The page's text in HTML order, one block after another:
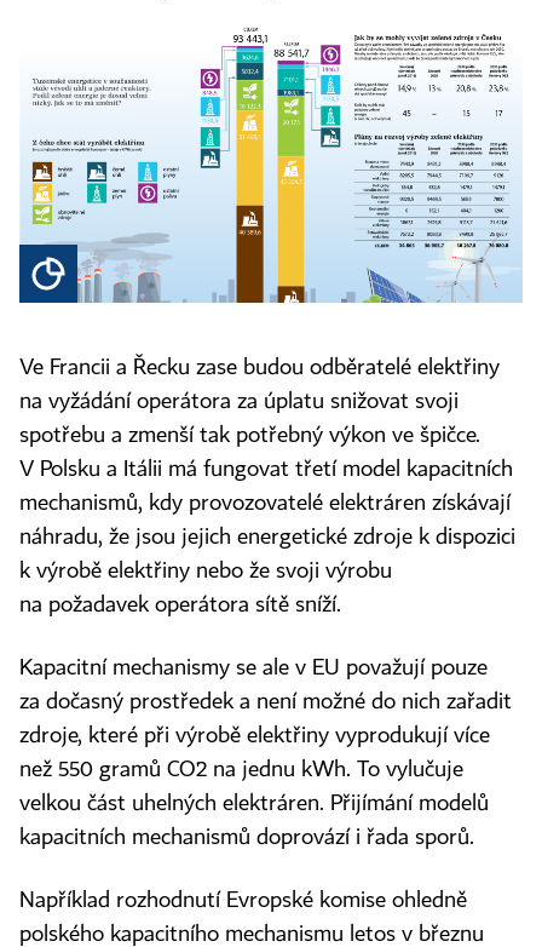
Ve Francii a Řecku zase budou odběratelé elektřiny
na vyžádání operátora za úplatu snižovat svoji
spotřebu a zmenší tak potřebný výkon ve špičce.
V Polsku a Itálii má fungovat třetí model kapacitních
mechanismů, kdy provozovatelé elektráren získávají
náhradu, že jsou jejich energetické zdroje k dispozici
k výrobě elektřiny nebo že svoji výrobu
na požadavek operátora sítě sníží.
Kapacitní mechanismy se ale v EU považují pouze
za dočasný prostředek a není možné do nich zařadit
zdroje, které při výrobě elektřiny vyprodukují více
než 550 gramů CO2 na jednu kWh. To vylučuje
velkou část uhelných elektráren. Přijímání modelů
kapacitních mechanismů doprovází i řada sporů.
Například rozhodnutí Evropské komise ohledně
polského kapacitního mechanismu letos v březnu